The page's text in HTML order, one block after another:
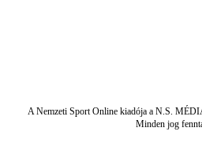
A Nemzeti Sport Online kiadója a N.S.
Minden jog